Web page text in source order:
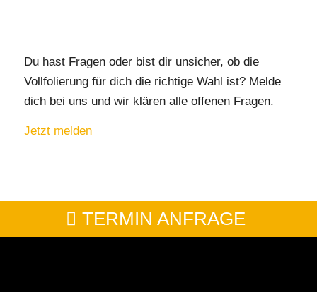
Du hast Fragen oder bist dir unsicher, ob die
Vollfolierung für dich die richtige Wahl ist? Melde
dich bei uns und wir klären alle offenen Fragen.
Jetzt melden
TERMIN ANFRAGE